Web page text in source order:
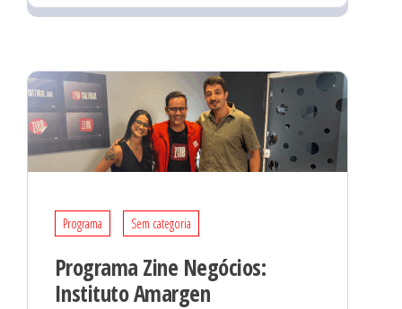
Programa Sem categoria
Programa Zine Negócios:
Instituto Amargen